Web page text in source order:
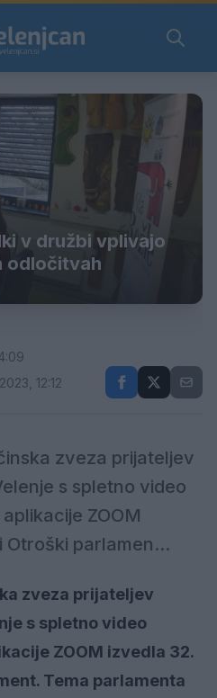
v družbi vplivajo
odločitvah
12:12
zveza prijateljev
s spletno video
ZOOM
Otroški parlamen...
zveza prijateljev
s spletno video
ZOOM izvedla 32.
Tema parlamenta